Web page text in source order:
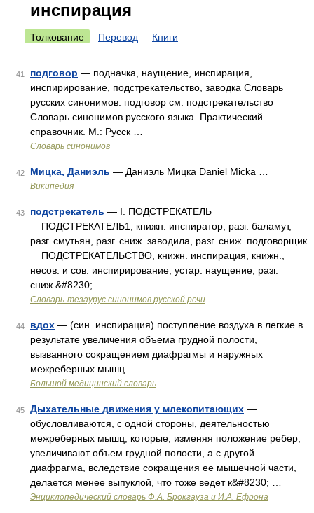
инспирация
Толкование Перевод Книги
41 подговор — подначка, наущение, инспирация,
инспирирование, подстрекательство, заводка Словарь
русских синонимов. подговор см. подстрекательство
Словарь синонимов русского языка. Практический
справочник. М.: Русск …
Словарь синонимов
42 Мицка, Даниэль — Даниэль Мицка Daniel Micka …
Википедия
43 подстрекатель — I. ПОДСТРЕКАТЕЛЬ
ПОДСТРЕКАТЕЛЬ1, книжн. инспиратор, разг. баламут,
разг. смутьян, разг. сниж. заводила, разг. сниж. подговорщик
ПОДСТРЕКАТЕЛЬСТВО, книжн. инспирация, книжн.,
несов. и сов. инспирирование, устар. наущение, разг.
сниж.&#8230; …
Словарь-тезаурус синонимов русской речи
44 вдох — (син. инспирация) поступление воздуха в легкие в
результате увеличения объема грудной полости,
вызванного сокращением диафрагмы и наружных
межреберных мышц …
Большой медицинский словарь
45 Дыхательные движения у млекопитающих —
обусловливаются, с одной стороны, деятельностью
межреберных мышц, которые, изменяя положение ребер,
увеличивают объем грудной полости, а с другой
диафрагма, вследствие сокращения ее мышечной части,
делается менее выпуклой, что тоже ведет к&#8230; …
Энциклопедический словарь Ф.А. Брокгауза и И.А. Ефрона